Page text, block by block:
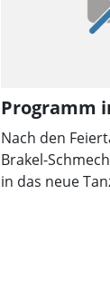
Programm
Nach den
Brakel-
in das neue